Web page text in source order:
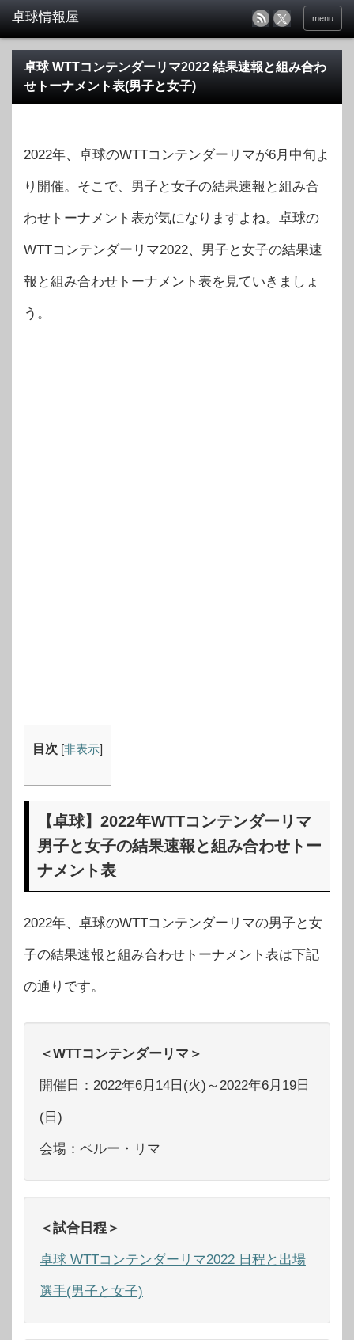
menu
卓球 WTTコンテンダーリマ2022 結果速報と組み合わ
せトーナメント表(男子と女子)
2022年、卓球のWTTコンテンダーリマが6月中旬よ
り開催。そこで、男子と女子の結果速報と組み合
わせトーナメント表が気になりますよね。卓球の
WTTコンテンダーリマ2022、男子と女子の結果速
報と組み合わせトーナメント表を見ていきましょ
う。
目次 [非表示]
【卓球】2022年WTTコンテンダーリマ
男子と女子の結果速報と組み合わせトー
ナメント表
2022年、卓球のWTTコンテンダーリマの男子と女
子の結果速報と組み合わせトーナメント表は下記
の通りです。
＜WTTコンテンダーリマ＞
開催日：2022年6月14日(火)～2022年6月19日
(日)
会場：ペルー・リマ
＜試合日程＞
卓球 WTTコンテンダーリマ2022 日程と出場
選手(男子と女子)